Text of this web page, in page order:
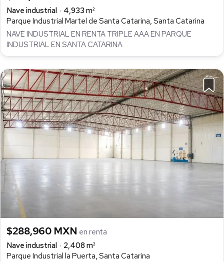
Nave industrial
4,933 m²
Parque Industrial Martel de Santa Catarina, Santa Catarina
NAVE INDUSTRIAL EN RENTA TRIPLE AAA EN PARQUE
INDUSTRIAL EN SANTA CATARINA
$288,960 MXN en renta
Nave industrial
2,408 m²
Parque Industrial la Puerta, Santa Catarina